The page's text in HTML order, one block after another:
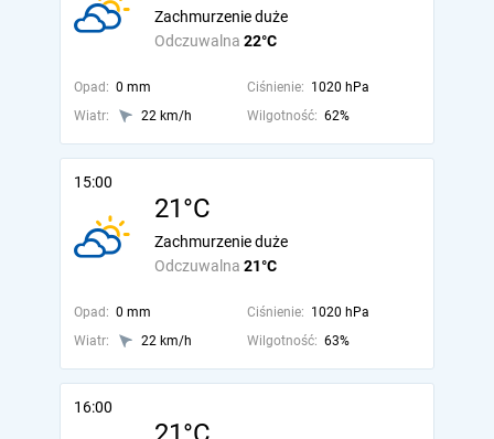
Odczuwalna 22°C
Zachmurzenie duże
Opad: 0 mm Ciśnienie: 1020 hPa
Wiatr:
22 km/h Wilgotność: 62%
15:00
21°C
Odczuwalna 21°C
Zachmurzenie duże
Opad: 0 mm Ciśnienie: 1020 hPa
Wiatr:
22 km/h Wilgotność: 63%
16:00